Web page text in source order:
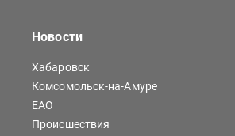
Новости
Хабаровск
Комсомольск-на-Амуре
ЕАО
Происшествия